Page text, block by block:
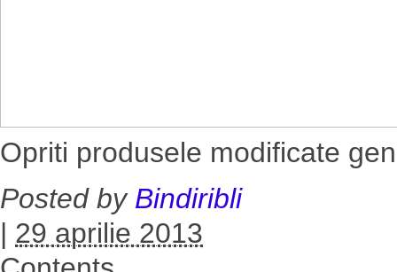
Opriti produsele modificate
Posted by Bindiribli
| 29 aprilie 2013